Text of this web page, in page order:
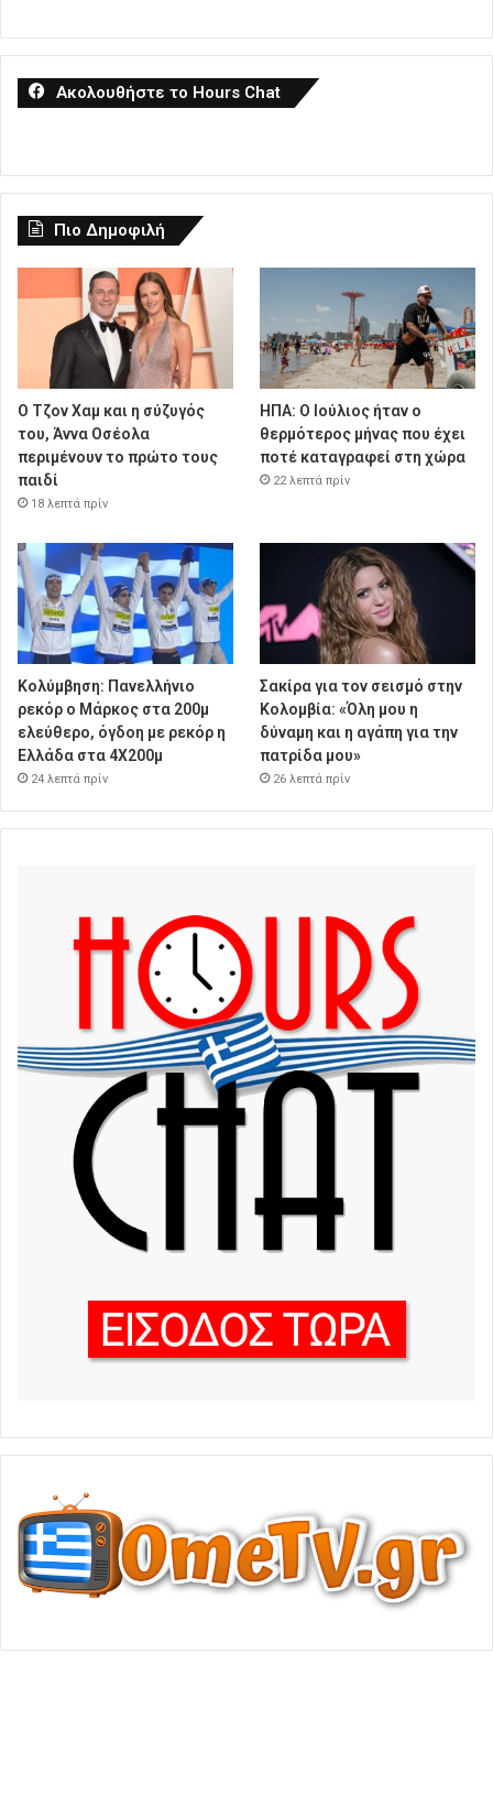
Ακολουθήστε το Hours Chat
Πιο Δημοφιλή
Ο Τζον Χαμ και η σύζυγός
του, Άννα Οσέολα
περιμένουν το πρώτο τους
παιδί
18 λεπτά πρίν
ΗΠΑ: Ο Ιούλιος ήταν ο
θερμότερος μήνας που έχει
ποτέ καταγραφεί στη χώρα
22 λεπτά πρίν
Κολύμβηση: Πανελλήνιο
ρεκόρ ο Μάρκος στα 200μ
ελεύθερο, όγδοη με ρεκόρ η
Ελλάδα στα 4Χ200μ
24 λεπτά πρίν
Σακίρα για τον σεισμό στην
Κολομβία: «Όλη μου η
δύναμη και η αγάπη για την
πατρίδα μου»
26 λεπτά πρίν